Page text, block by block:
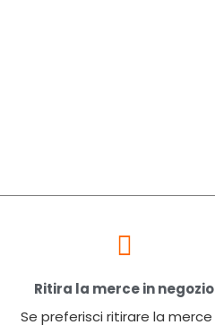
Ritira la merce in negozio
Se preferisci ritirare la merce